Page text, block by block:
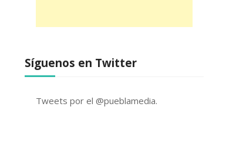
Síguenos en Twitter
Tweets por el @pueblamedia.